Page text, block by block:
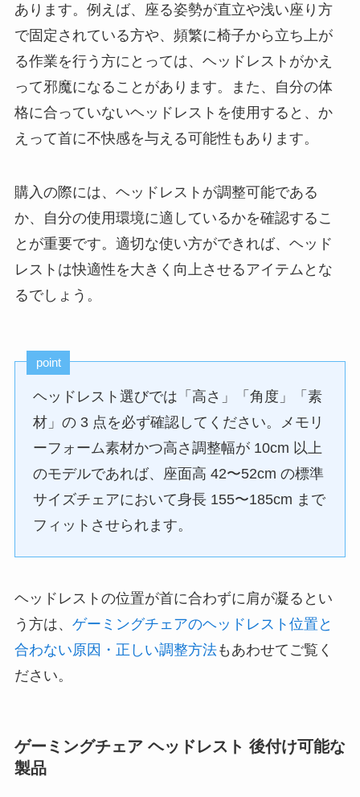
あります。例えば、座る姿勢が直立や浅い座り方
で固定されている方や、頻繁に椅子から立ち上が
る作業を行う方にとっては、ヘッドレストがかえ
って邪魔になることがあります。また、自分の体
格に合っていないヘッドレストを使用すると、か
えって首に不快感を与える可能性もあります。
購入の際には、ヘッドレストが調整可能である
か、自分の使用環境に適しているかを確認するこ
とが重要です。適切な使い方ができれば、ヘッド
レストは快適性を大きく向上させるアイテムとな
るでしょう。
point
ヘッドレスト選びでは「高さ」「角度」「素
材」の 3 点を必ず確認してください。メモリ
ーフォーム素材かつ高さ調整幅が 10cm 以上
のモデルであれば、座面高 42〜52cm の標準
サイズチェアにおいて身長 155〜185cm まで
フィットさせられます。
ヘッドレストの位置が首に合わずに肩が凝るとい
う方は、 ゲーミングチェアのヘッドレスト位置と
合わない原因・正しい調整方法もあわせてご覧く
ださい。
ゲーミングチェア ヘッドレスト 後付け可能な
製品